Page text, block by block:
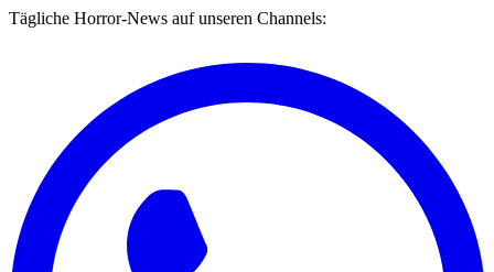
Tägliche Horror-News auf unseren Channels: